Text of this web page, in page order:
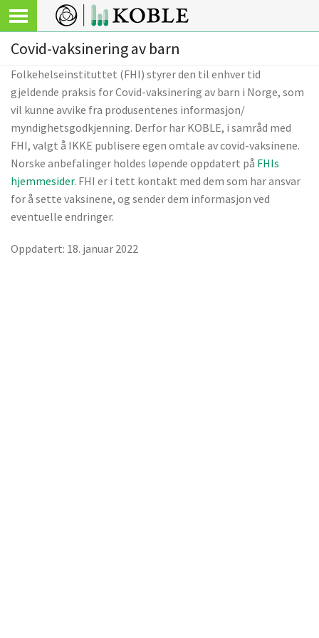
Covid-vaksinering av barn
Folkehelseinstituttet (FHI) styrer den til enhver tid
gjeldende praksis for Covid-vaksinering av barn i Norge, som
vil kunne avvike fra produsentenes informasjon/
myndighetsgodkjenning. Derfor har KOBLE, i samråd med
FHI, valgt å IKKE publisere egen omtale av covid-vaksinene.
Norske anbefalinger holdes løpende oppdatert på FHIs
hjemmesider. FHI er i tett kontakt med dem som har ansvar
for å sette vaksinene, og sender dem informasjon ved
eventuelle endringer.
Oppdatert: 18. januar 2022